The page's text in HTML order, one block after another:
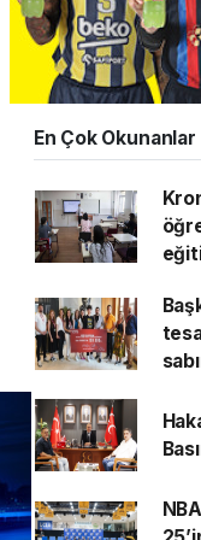
En Çok Okunanlar